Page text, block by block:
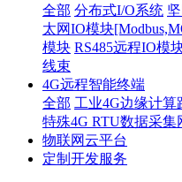
全部 分布式I/O系统
太网IO模块
模块 RS485远程IO模
线束
4G远程智能终端
全部 工业4G边缘计算
特殊4G RTU数据采集
物联网云平台
定制开发服务